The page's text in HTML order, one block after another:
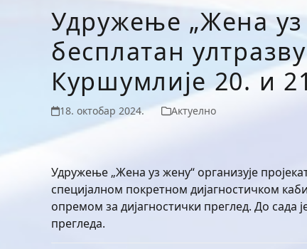
Удружење „Жена уз
бесплатан
Куршумлије 20. и
18. октобар 2024. Актуелно
Удружење „Жена уз жену“ организује
специјалном покретном дијагностичком
опремом за дијагностички преглед. До сада
прегледа.